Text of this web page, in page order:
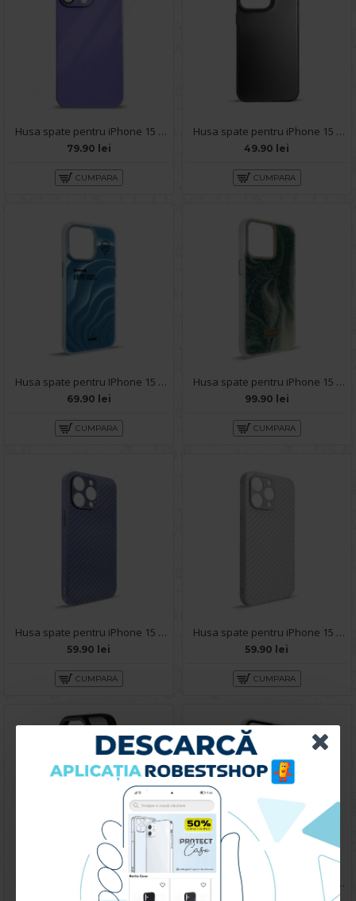
Husa spate pentru iPhone 15 Pro Max - Lito Case Mov inchis
79.90 lei
CUMPARA
Husa spate pentru iPhone 15 Pro Max- Glace case Negru
49.90 lei
CUMPARA
Husa spate pentru IPhone 15 Pro Max- Dun case Albastru
69.90 lei
CUMPARA
Husa spate pentru iPhone 15 Pro Max- Glow case
99.90 lei
CUMPARA
Husa spate pentru iPhone 15 Pro Max- Lys case Mov deschis
59.90 lei
CUMPARA
Husa spate pentru iPhone 15 Pro Max- Lys case Alb
59.90 lei
CUMPARA
Husa spate pentru iPhone 15 Pro Max Berlia Matte Magsafe - Semitransparent/Negru Husa spate pentru iPhone 15 Pro Max- Glow case